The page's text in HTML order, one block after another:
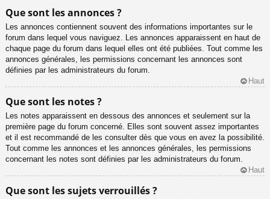
Que sont les annonces ?
Les annonces contiennent souvent des informations importantes sur le
forum dans lequel vous naviguez. Les annonces apparaissent en haut de
chaque page du forum dans lequel elles ont été publiées. Tout comme les
annonces générales, les permissions concernant les annonces sont
définies par les administrateurs du forum.
Haut
Que sont les notes ?
Les notes apparaissent en dessous des annonces et seulement sur la
première page du forum concerné. Elles sont souvent assez importantes
et il est recommandé de les consulter dès que vous en avez la possibilité.
Tout comme les annonces et les annonces générales, les permissions
concernant les notes sont définies par les administrateurs du forum.
Haut
Que sont les sujets verrouillés ?